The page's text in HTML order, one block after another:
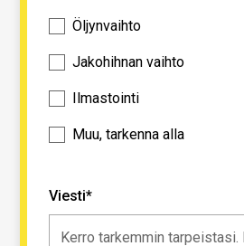
Öljynvaihto
Jakohihnan vaihto
Ilmastointi
Muu, tarkenna alla
Viesti*